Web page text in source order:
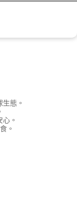
態。
。
。